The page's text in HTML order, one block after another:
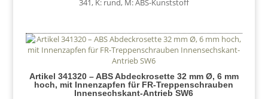
341, K: rund, M: ABS-Kunststoff
Artikel 341320 – ABS Abdeckrosette 32 mm Ø, 6 mm
hoch, mit Innenzapfen für FR-Treppenschrauben
Innensechskant-Antrieb SW6